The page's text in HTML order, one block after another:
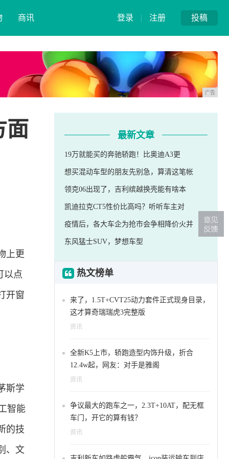
投稿
登录 | 注册
商讯
广告
面
上更
以点
开窗
斯学
智能
的技
、文
最新文章
19万就能买的奔驰轿跑！比奥迪A3更
想买混动车型的朋友先别急，算清这笔帐
领克06出现了，吉利缤越换壳能有啥本
凯迪拉克CT5性价比高吗？听听车主对
疫情后，各大车企为抢市会争相降价火并
东风猛士SUV，梦想车型
热文榜单
来了，1.5T+CVT25动力套件正式现身目录，
这才算奇瑞瑞虎3完整版
资讯
全新K5上市，轿跑造型内饰升级，折合
12.4w起，网友：对手是雅阁
资讯
争议最大的跑车之一，2.3T+10AT，配无框
车门，开它的算有钱？
资讯